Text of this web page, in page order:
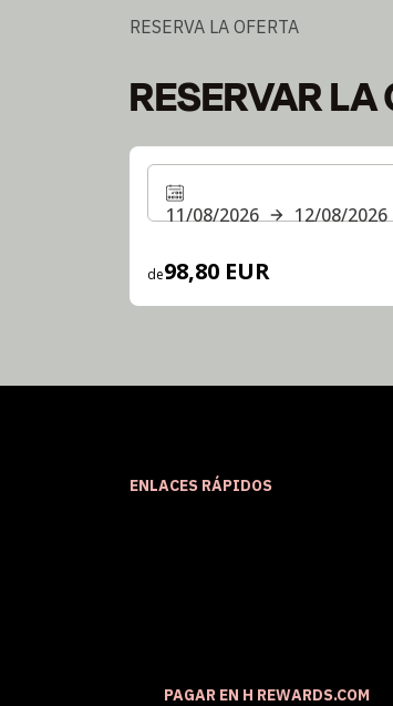
RESERVA LA OFERTA
RESERVAR LA
11/08/2026 12/08/2026
de98,80 EUR
ENLACES RÁPIDOS
PAGAR EN H REWARDS.COM